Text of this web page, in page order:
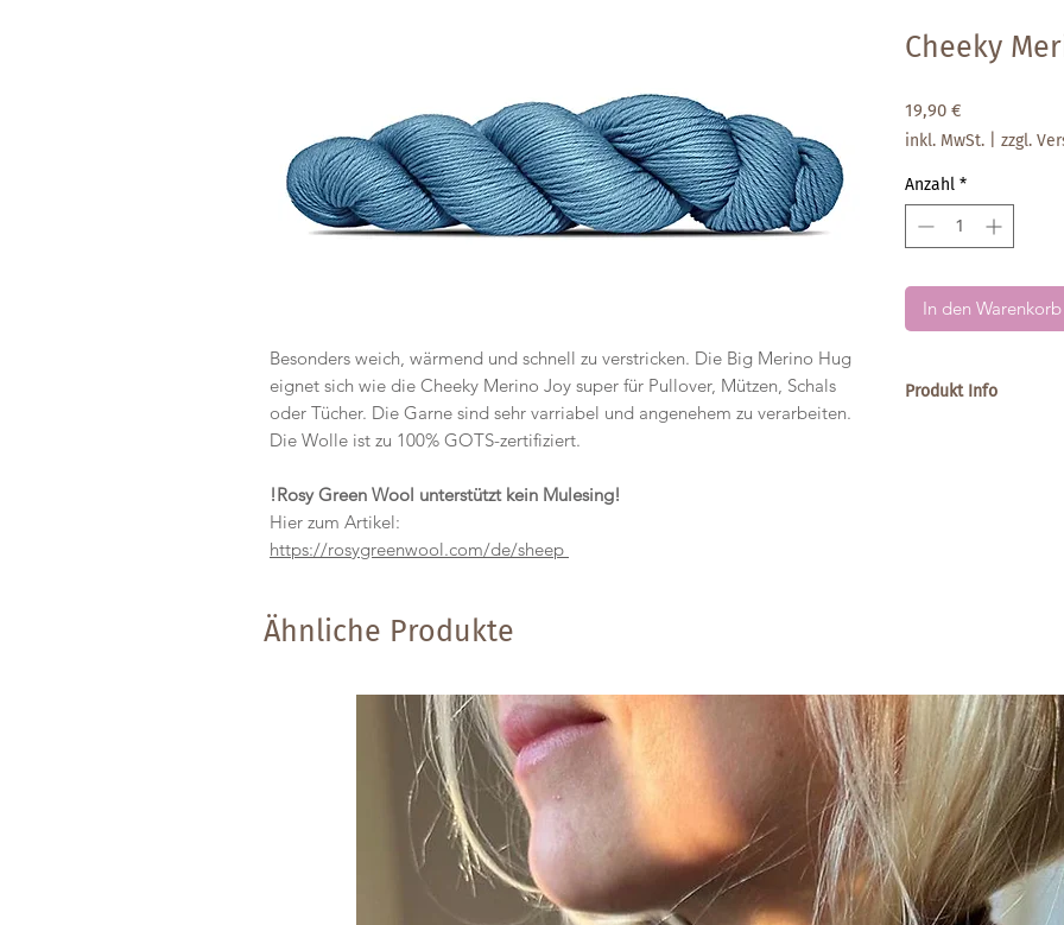
Besonders weich, wärmend und schnell zu verstricken. Die Big Merino Hug
eignet sich wie die Cheeky Merino Joy super für Pullover, Mützen, Schals
oder Tücher. Die Garne sind sehr varriabel und angenehem zu verarbeiten.
Die Wolle ist zu 100% GOTS-zertifiziert.
!Rosy Green Wool unterstützt kein Mulesing!
Hier zum Artikel:
https://rosygreenwool.com/de/sheep
Cheeky
19,90 €
inkl. MwSt. zzgl.
Anzahl *
In den Warenkorb
Produkt Info
Ähnliche Produkte